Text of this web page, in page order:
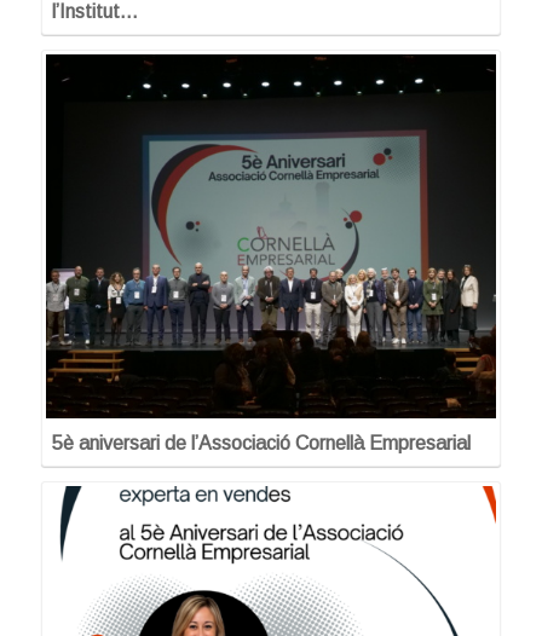
l’Institut…
5è aniversari de l’Associació Cornellà Empresarial